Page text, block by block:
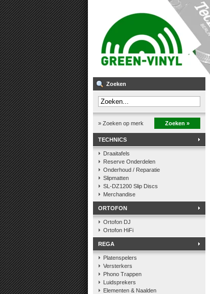
Zoeken
» Zoeken op merk Zoeken »
TECHNICS
Draaitafels
Reserve Onderdelen
Onderhoud / Reparatie
Slipmatten
SL-DZ1200 Slip Discs
Merchandise
ORTOFON
Ortofon DJ
Ortofon HiFi
REGA
Platenspelers
Versterkers
Phono Trappen
Luidsprekers
Elementen & Naalden